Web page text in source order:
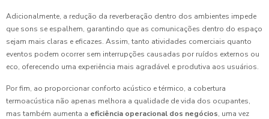
Adicionalmente, a redução da reverberação dentro dos ambientes impede
que sons se espalhem, garantindo que as comunicações dentro do espaço
sejam mais claras e eficazes. Assim, tanto atividades comerciais quanto
eventos podem ocorrer sem interrupções causadas por ruídos externos ou
eco, oferecendo uma experiência mais agradável e produtiva aos usuários.
Por fim, ao proporcionar conforto acústico e térmico, a cobertura
termoacústica não apenas melhora a qualidade de vida dos ocupantes,
mas também aumenta a eficiência operacional dos negócios, uma vez